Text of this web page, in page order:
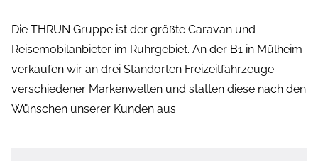
Die THRUN Gruppe ist der größte Caravan und
Reisemobilanbieter im Ruhrgebiet. An der B1 in Mülheim
verkaufen wir an drei Standorten Freizeitfahrzeuge
verschiedener Markenwelten und statten diese nach den
Wünschen unserer Kunden aus.